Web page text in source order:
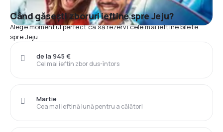
Când găsești zboruri ieftine spre Jeju?
Alege momentul perfect ca să rezervi cele mai ieftine bilete
spre Jeju
Cel mai ieftin zbor dus-întors
de la 945 €
Cea mai ieftină lună pentru a călători
Martie